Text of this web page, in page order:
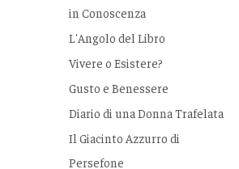
in Conoscenza
L'Angolo del Libro
Vivere o Esistere?
Gusto e Benessere
Diario di una Donna Trafelata
Il Giacinto Azzurro di
Persefone